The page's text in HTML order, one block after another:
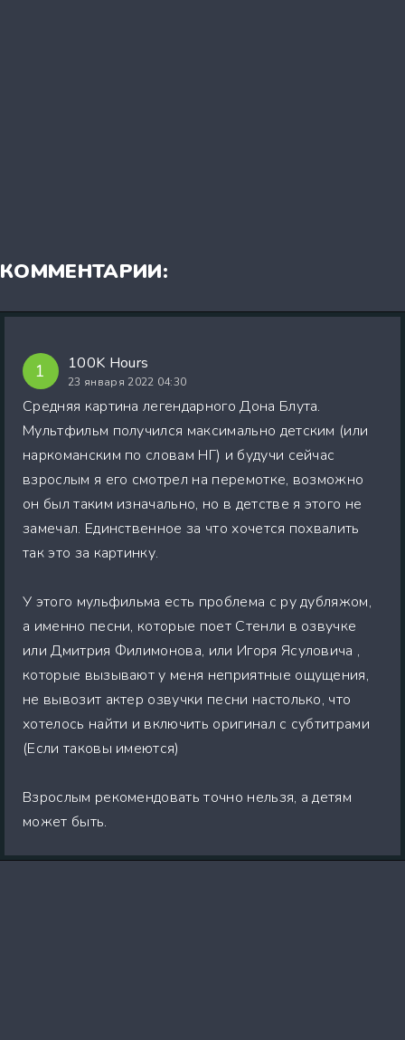
КОММЕНТАРИИ:
1 100K Hours
23 января 2022 04:30
Средняя картина легендарного Дона Блута.
Мультфильм получился максимально детским (или
наркоманским по словам НГ) и будучи сейчас
взрослым я его смотрел на перемотке, возможно
он был таким изначально, но в детстве я этого не
замечал. Единственное за что хочется похвалить
так это за картинку.
У этого мульфильма есть проблема с ру дубляжом,
а именно песни, которые поет Стенли в озвучке
или Дмитрия Филимонова, или Игоря Ясуловича ,
которые вызывают у меня неприятные ощущения,
не вывозит актер озвучки песни настолько, что
хотелось найти и включить оригинал с субтитрами
(Если таковы имеются)
Взрослым рекомендовать точно нельзя, а детям
может быть.